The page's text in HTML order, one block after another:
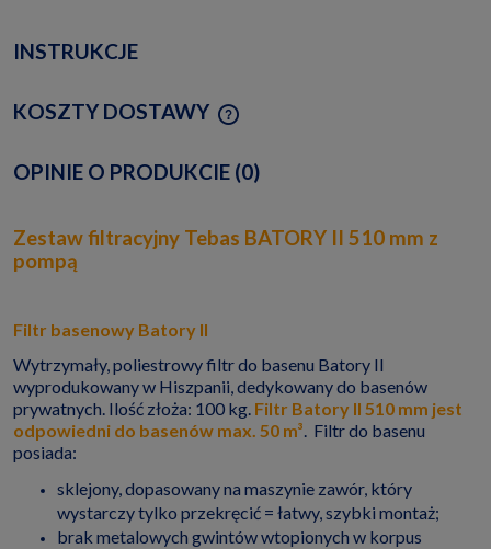
INSTRUKCJE
KOSZTY DOSTAWY
CENA NIE ZAWIERA EWENTUALNYCH KOSZTÓW
OPINIE O PRODUKCIE (0)
Zestaw filtracyjny Tebas BATORY II 510 mm z
pompą
Filtr basenowy Batory II
Wytrzymały, poliestrowy filtr do basenu Batory II
wyprodukowany w Hiszpanii, dedykowany do basenów
prywatnych. Ilość złoża: 100 kg. Filtr Batory II 510 mm jest
odpowiedni do basenów max. 50 m³. Filtr do basenu
posiada:
sklejony, dopasowany na maszynie zawór, który
wystarczy tylko przekręcić = łatwy, szybki montaż;
brak metalowych gwintów wtopionych w korpus